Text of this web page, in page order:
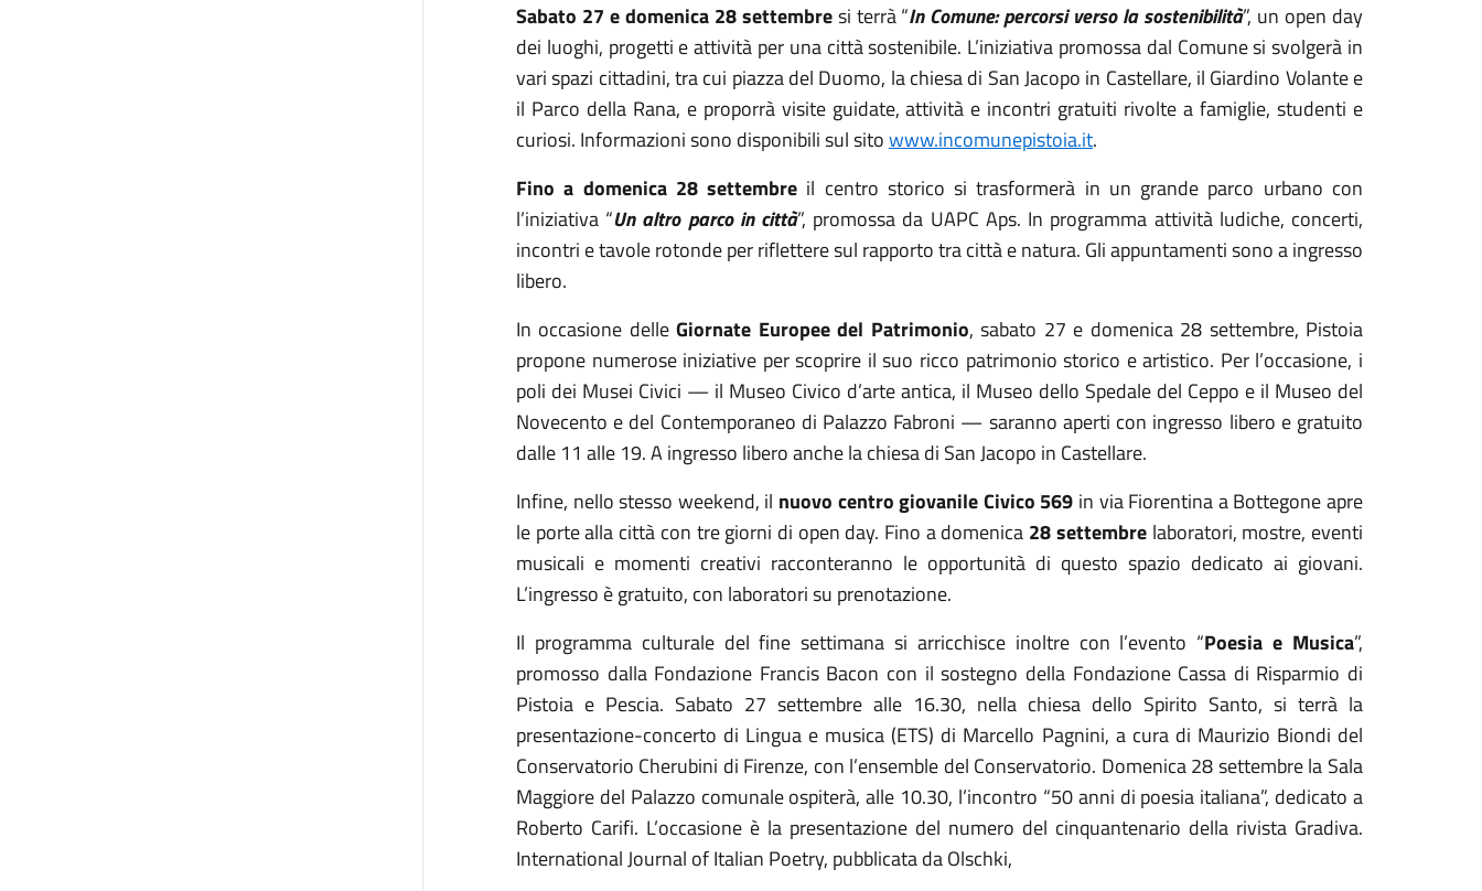
Sabato 27 e domenica 28 settembresi terrà “In Comune: percorsi verso la sostenibilità”, un open day
dei luoghi, progetti e attività per una città sostenibile. L’iniziativa promossa dal Comune si svolgerà in
vari spazi cittadini, tra cui piazza del Duomo, la chiesa di San Jacopo in Castellare, il Giardino Volante e
il Parco della Rana, e proporrà visite guidate, attività e incontri gratuiti rivolte a famiglie, studenti e
curiosi. Informazioni sono disponibili sul sitowww.incomunepistoia.it.
Fino a domenica28 settembre il centro storico si trasformerà in un grande parco urbano con
l’iniziativa “Un altro parco in città”, promossa da UAPC Aps. In programma attività ludiche, concerti,
incontri e tavole rotonde per riflettere sul rapporto tra città e natura. Gli appuntamenti sono a ingresso
libero.
In occasione delleGiornate Europee del Patrimonio, sabato 27 e domenica 28 settembre, Pistoia
propone numerose iniziative per scoprire il suo ricco patrimonio storico e artistico. Per l’occasione, i
poli dei Musei Civici — il Museo Civico d’arte antica, il Museo dello Spedale del Ceppo e il Museo del
Novecento e del Contemporaneo di Palazzo Fabroni — saranno aperti con ingresso libero e gratuito
dalle 11 alle 19. A ingresso libero anche la chiesa di San Jacopo in Castellare.
Infine, nello stesso weekend, il nuovo centro giovanile Civico 569 in via Fiorentina a Bottegone apre
le porte alla città con tre giorni di open day. Fino a domenica 28 settembrelaboratori, mostre, eventi
musicali e momenti creativi racconteranno le opportunità di questo spazio dedicato ai giovani.
L’ingresso è gratuito, con laboratori su prenotazione.
Il programma culturale del fine settimana si arricchisce inoltre con l’evento “Poesia e Musica”,
promosso dalla Fondazione Francis Bacon con il sostegno della Fondazione Cassa di Risparmio di
Pistoia e Pescia. Sabato 27 settembre alle 16.30, nella chiesa dello Spirito Santo, si terrà la
presentazione-concerto di Lingua e musica (ETS) di Marcello Pagnini, a cura di Maurizio Biondi del
Conservatorio Cherubini di Firenze, con l’ensemble del Conservatorio. Domenica 28 settembre la Sala
Maggiore del Palazzo comunale ospiterà, alle 10.30, l’incontro “50 anni di poesia italiana”, dedicato a
Roberto Carifi. L’occasione è la presentazione del numero del cinquantenario della rivista Gradiva.
International Journal of Italian Poetry, pubblicata da Olschki,